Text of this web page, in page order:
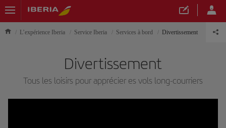
L’expérience Iberia Service Iberia Services à bord Divertissement
Divertissement
Tous les loisirs pour apprécier es vols long-courriers